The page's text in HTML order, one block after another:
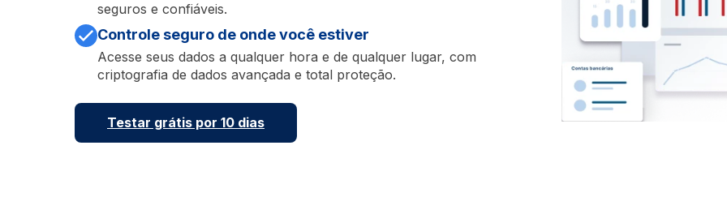
seguros e confiáveis.
Controle seguro de onde você estiver
Acesse seus dados a qualquer hora e de qualquer lugar, com
criptografia de dados avançada e total proteção.
Testar grátis por 10 dias